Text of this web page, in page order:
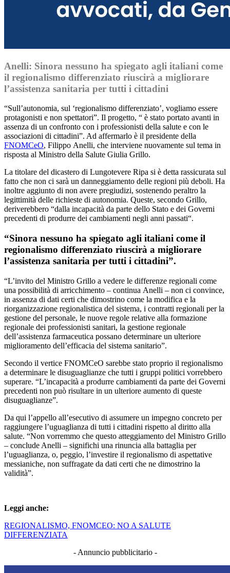
Anelli: Sinora nessuno ha spiegato agli italiani come
il regionalismo differenziato riuscirà a migliorare
l’assistenza sanitaria per tutti i cittadini
“Sull’autonomia, sul ‘regionalismo differenziato’, vogliamo essere
protagonisti e non spettatori”. Il progetto, “ è stato portato avanti in
assenza di un confronto con i professionisti della salute e con le
associazioni di cittadini”. Ad affermarlo è il presidente della
FNOMCeO, Filippo Anelli, che interviene nuovamente sul tema in
risposta al Ministro della Salute Giulia Grillo.
La titolare del dicastero di Lungotevere Ripa si è detta rassicurata sul
fatto che non ci sarà un danneggiamento delle regioni più deboli. Ha
inoltre aggiunto di non avere pregiudizi, sostenendo peraltro la
legittimità delle richieste di autonomia. Queste, secondo Grillo,
deriverebbero “dalla incapacità da parte dello Stato e dei Governi
precedenti di produrre dei cambiamenti negli anni passati“.
“Sinora nessuno ha spiegato agli italiani come il
regionalismo differenziato riuscirà a migliorare
l’assistenza sanitaria per tutti i cittadini”.
“L’invito del Ministro Grillo a vedere le differenze regionali come
una possibilità di arricchimento – continua Anelli – non ci convince,
in assenza di dati certi che dimostrino come la modifica e la
riorganizzazione regionalistica del sistema, i contratti regionali per la
gestione del personale, le nuove regole relative alla formazione
regionale dei professionisti sanitari, la gestione regionale
dell’assistenza farmaceutica possano determinare un ulteriore
miglioramento dell’efficacia del sistema sanitario”.
Secondo il vertice FNOMCeO sarebbe stato proprio il regionalismo
a determinare le disuguaglianze che tutti i gruppi politici vorrebbero
superare. “L’incapacità a produrre cambiamenti da parte dei Governi
precedenti non può risultare in un ulteriore aumento di queste
disuguaglianze”.
Da qui l’appello all’esecutivo di assumere un impegno concreto per
raggiungere l’uguaglianza di tutti i cittadini rispetto al diritto alla
salute. “Non vorremmo che questo atteggiamento del Ministro Grillo
– conclude Anelli – significhi una rinuncia alla battaglia per
l’uguaglianza, o, peggio, l’investire il regionalismo di aspettative
messianiche, non suffragate da dati certi che ne dimostrino la
validità”.
Leggi anche:
REGIONALISMO, FNOMCEO: NO A SALUTE
DIFFERENZIATA
- Annuncio pubblicitario -